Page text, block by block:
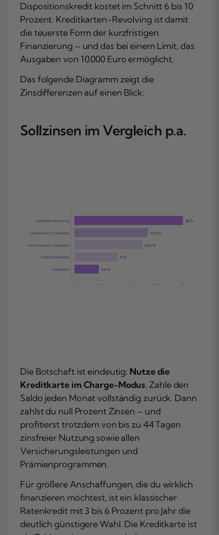
Dispositionskredit kostet im Schnitt 6 bis 10
Prozent. Kreditkarten-Revolving ist damit
die teuerste Form der kurzfristigen
Finanzierung – und das bei einem Limit, das
Ausgaben von 10.000 Euro ermöglicht.
Das folgende Diagramm zeigt die
Zinsdifferenzen auf einen Blick:
Sollzinsen im Vergleich p.a.
Kreditkarte Revolving 20 %
Commerzbank Kreditkarte 13,5 %
Deutsche Bank Kreditkarte 12,5 %
Dispositionskredit 8 %
Ratenkredit 4,5 %
Die Botschaft ist eindeutig: Nutze die
Kreditkarte im Charge-Modus. Zahle den
Saldo jeden Monat vollständig zurück. Dann
zahlst du null Prozent Zinsen – und
profitierst trotzdem von bis zu 44 Tagen
zinsfreier Nutzung sowie allen
Versicherungsleistungen und
Prämienprogrammen.
Für größere Anschaffungen, die du wirklich
finanzieren möchtest, ist ein klassischer
Ratenkredit mit 3 bis 6 Prozent pro Jahr die
deutlich günstigere Wahl. Die Kreditkarte ist